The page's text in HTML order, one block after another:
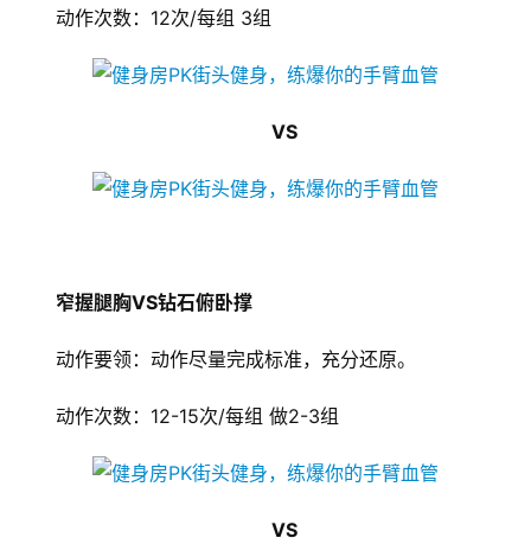
动作次数：12次/每组 3组
VS
窄握腿胸VS钻石俯卧撑
动作要领：动作尽量完成标准，充分还原。
动作次数：12-15次/每组 做2-3组
VS